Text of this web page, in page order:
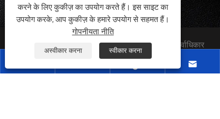
गुआंग्डोंग प्रांत, चीन
कॉपीराइट © 2024 फोर्स मैग्नेटिक सॉल्यूशन कं, लिमिटेड सर्वाधिकार
सुरक्षित।
Links Sitemap RSS XML गोपनीयता नीति

करने के लिए कुकीज़ का उपयोग करते हैं। इस साइट का
उपयोग करके, आप कुकीज़ के हमारे उपयोग से सहमत हैं।
गोपनीयता नीति
अस्वीकार करना स्वीकार करना